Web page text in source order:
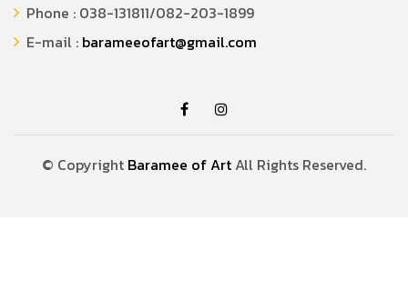
Phone : 038-131811/082-203-1899
E-mail : barameeofart@gmail.com
© Copyright Baramee of Art All Rights Reserved.